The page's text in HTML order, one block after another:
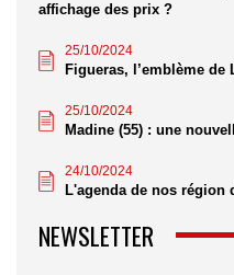
affichage des prix ?
25/10/2024
Figueras, l’emblème de
25/10/2024
Madine (55) : une
24/10/2024
L'agenda de nos région
NEWSLETTER